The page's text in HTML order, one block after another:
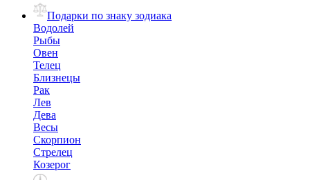
Подарки по знаку зодиака
Водолей
Рыбы
Овен
Телец
Близнецы
Рак
Лев
Дева
Весы
Скорпион
Стрелец
Козерог